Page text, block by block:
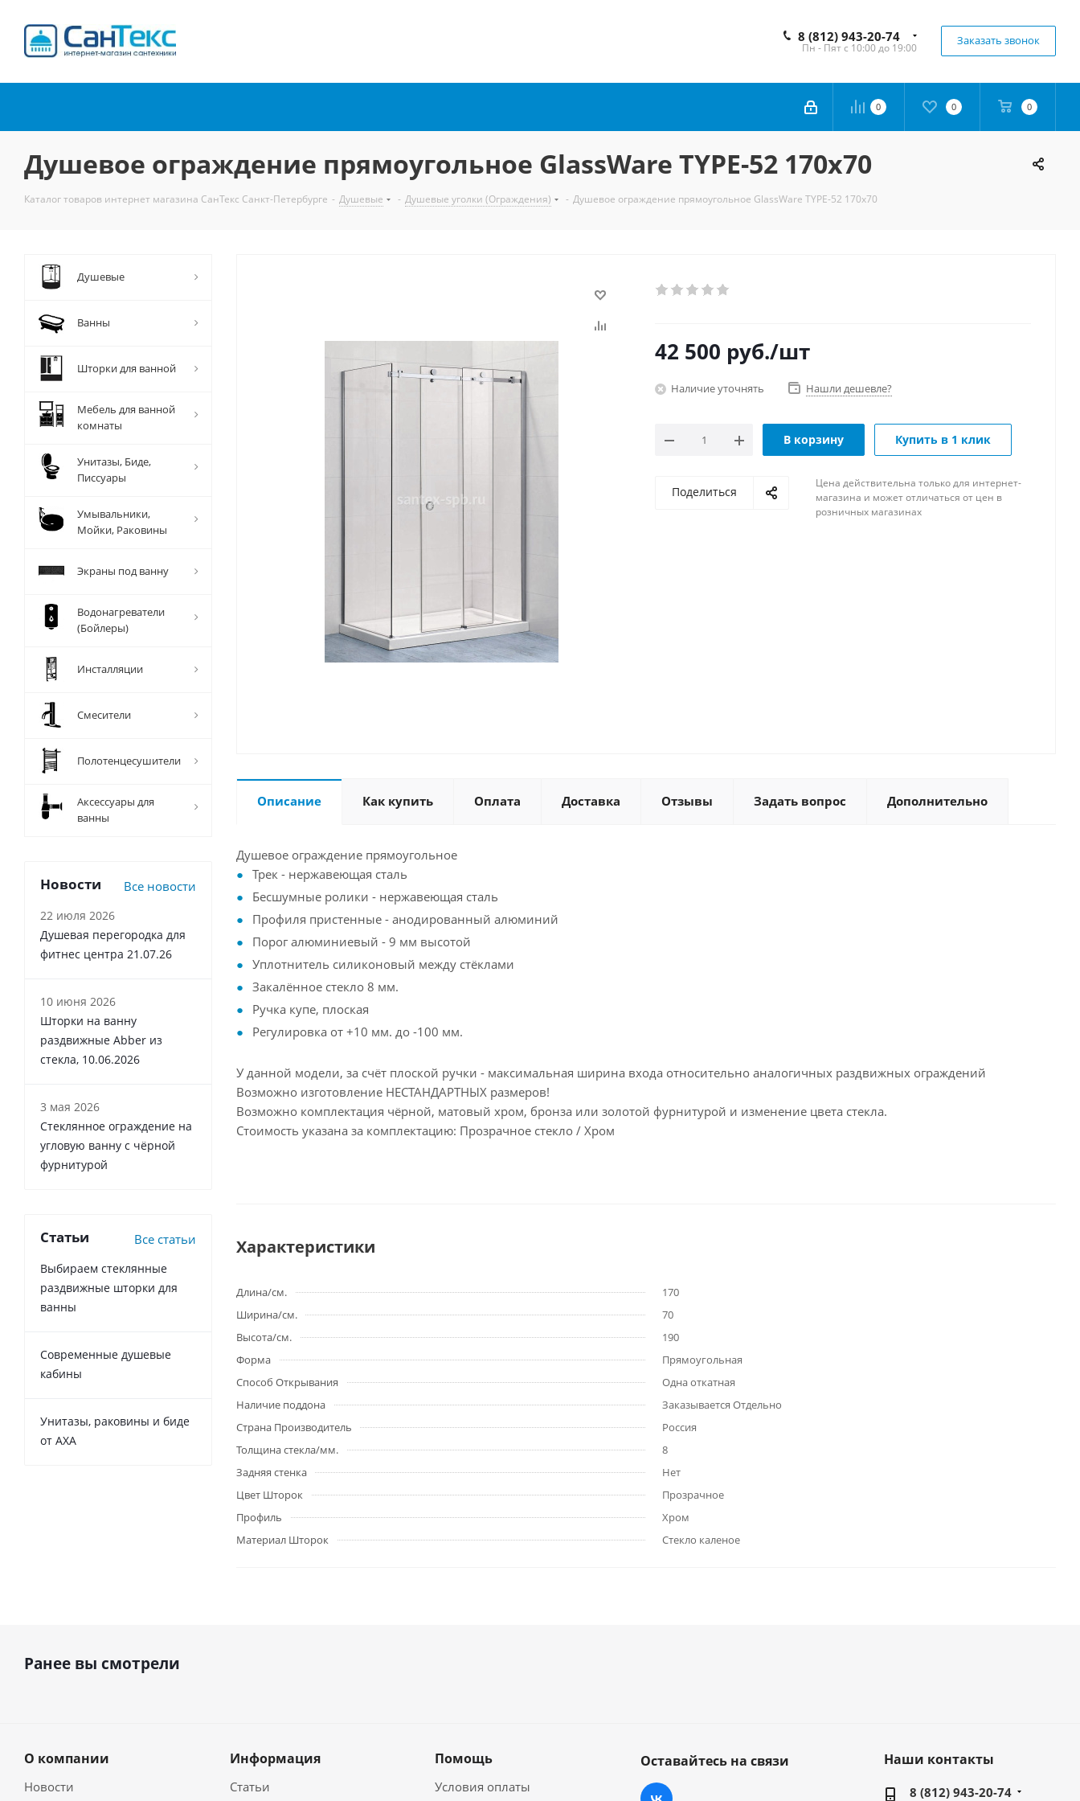
8 (812) 943-20-74
Пн - Пят с 10:00 до 19:00
Заказать звонок
0 0 0
Душевое ограждение прямоугольное GlassWare TYPE-52 170x70
Каталог товаров интернет магазина СанТекс Санкт-Петербурге - Душевые - Душевые уголки (Ограждения) - Душевое ограждение прямоугольное GlassWare TYPE-52 170x70
42 500 руб./шт
Наличие уточнять Нашли дешевле?
В корзину Купить в 1 клик
Поделиться
Цена действительна только для интернет-
магазина и может отличаться от цен в
розничных магазинах
Описание Как купить Оплата Доставка Отзывы Задать вопрос Дополнительно
Душевое ограждение прямоугольное
Трек - нержавеющая сталь
Бесшумные ролики - нержавеющая сталь
Профиля пристенные - анодированный алюминий
Порог алюминиевый - 9 мм высотой
Уплотнитель силиконовый между стёклами
Закалённое стекло 8 мм.
Ручка купе, плоская
Регулировка от +10 мм. до -100 мм.
У данной модели, за счёт плоской ручки - максимальная ширина входа относительно аналогичных раздвижных ограждений
Возможно изготовление НЕСТАНДАРТНЫХ размеров!
Возможно комплектация чёрной, матовый хром, бронза или золотой фурнитурой и изменение цвета стекла.
Стоимость указана за комплектацию: Прозрачное стекло / Хром
Характеристики
Длина/см.
170
Ширина/см.
70
Высота/см.
190
Форма
Прямоугольная
Способ Открывания
Одна откатная
Наличие поддона
Заказывается Отдельно
Страна Производитель
Россия
Толщина стекла/мм.
8
Задняя стенка
Нет
Цвет Шторок
Прозрачное
Профиль
Хром
Материал Шторок
Стекло каленое
Душевые
Ванны
Шторки для ванной
Мебель для ванной
комнаты
Унитазы, Биде,
Писсуары
Умывальники,
Мойки, Раковины
Экраны под ванну
Водонагреватели
(Бойлеры)
Инсталляции
Смесители
Полотенцесушители
Аксессуары для
ванны
Новости Все новости
22 июля 2026
Душевая перегородка для
фитнес центра 21.07.26
10 июня 2026
Шторки на ванну
раздвижные Abber из
стекла, 10.06.2026
3 мая 2026
Стеклянное ограждение на
угловую ванну с чёрной
фурнитурой
Статьи Все статьи
Выбираем стеклянные
раздвижные шторки для
ванны
Современные душевые
кабины
Унитазы, раковины и биде
от AXA
Ранее вы смотрели
О компании
Новости
Информация
Статьи
Помощь
Условия оплаты
Оставайтесь на связи Наши контакты
8 (812) 943-20-74